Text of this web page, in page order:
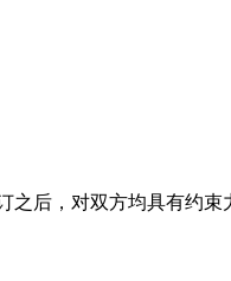
之后，对双方均具有约束